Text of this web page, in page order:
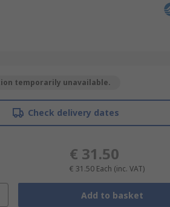
temporarily unavailable.
Check delivery dates
€ 31.50
€ 31.50 Each (inc. VAT)
Add to basket